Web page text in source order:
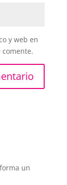
y web en
un